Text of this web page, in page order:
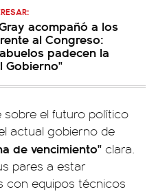
acompañó a los
al Congreso:
padecen la
Gobierno"
sobre el futuro político
actual gobierno de
de vencimiento" clara.
pares a estar
con equipos técnicos